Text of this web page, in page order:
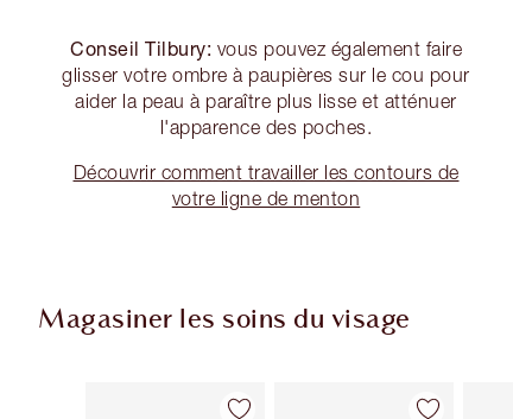
Conseil Tilbury: vous pouvez également faire
glisser votre ombre à paupières sur le cou pour
aider la peau à paraître plus lisse et atténuer
l'apparence des poches.
Découvrir comment travailler les contours de
votre ligne de menton
Magasiner les soins du visage
Article 1 sur 89 Article 2 sur 89